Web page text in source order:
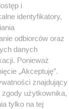
i
identyfikatory,
odbiorców oraz
danych
Ponieważ
„Akceptuję”.
znajdujący
użytkownika,
tylko na tej